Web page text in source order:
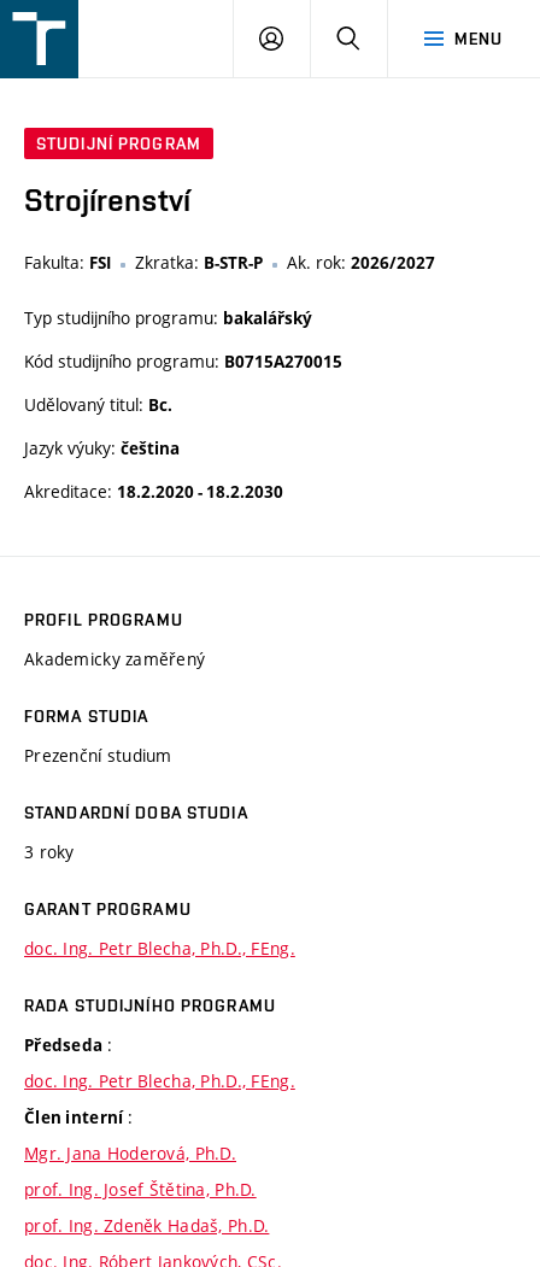
v
MENU
PŘIHLÁŠENÍ
STUDIJNÍ PROGRAM
Strojírenství
Fakulta: FSI Zkratka: B-STR-P Ak. rok: 2026/2027
Typ studijního programu: bakalářský
Kód studijního programu: B0715A270015
Udělovaný titul: Bc.
Jazyk výuky: čeština
Akreditace: 18.2.2020 - 18.2.2030
PROFIL PROGRAMU
Akademicky zaměřený
FORMA STUDIA
Prezenční studium
STANDARDNÍ DOBA STUDIA
3 roky
GARANT PROGRAMU
doc. Ing. Petr Blecha, Ph.D., FEng.
RADA STUDIJNÍHO PROGRAMU
Předseda :
doc. Ing. Petr Blecha, Ph.D., FEng.
Člen interní :
Mgr. Jana Hoderová, Ph.D.
prof. Ing. Josef Štětina, Ph.D.
prof. Ing. Zdeněk Hadaš, Ph.D.
doc. Ing. Róbert Jankových, CSc.